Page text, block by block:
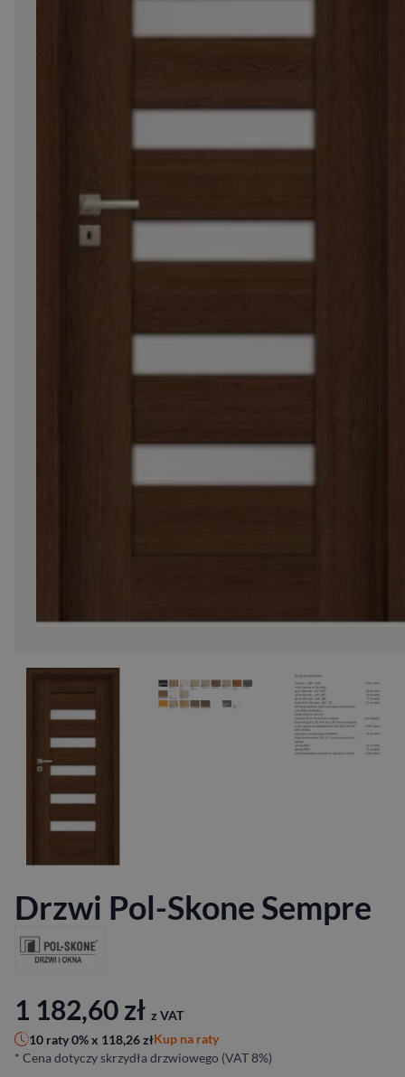
Drzwi Pol-Skone Sempre
1 182,60zł z VAT
10 raty 0% x 118,26złKup na raty
* Cena dotyczy skrzydła drzwiowego (VAT 8%)